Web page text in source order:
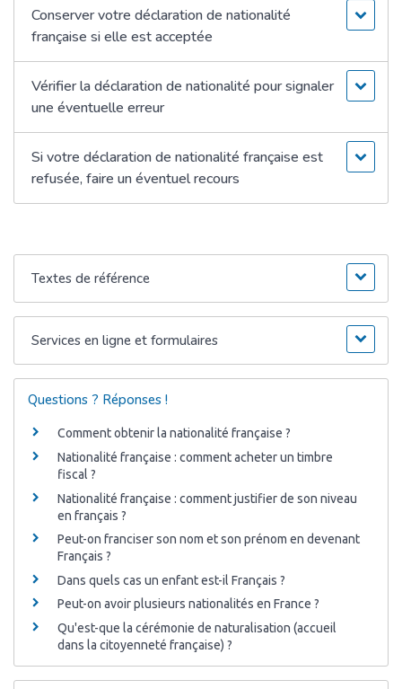
Conserver votre déclaration de nationalité
française si elle est acceptée
Vérifier la déclaration de nationalité pour signaler
une éventuelle erreur
Si votre déclaration de nationalité française est
refusée, faire un éventuel recours
Textes de référence
Services en ligne et formulaires
Questions ? Réponses !
Comment obtenir la nationalité française ?
Nationalité française : comment acheter un timbre
fiscal ?
Nationalité française : comment justifier de son niveau
en français ?
Peut-on franciser son nom et son prénom en devenant
Français ?
Dans quels cas un enfant est-il Français ?
Peut-on avoir plusieurs nationalités en France ?
Qu'est-que la cérémonie de naturalisation (accueil
dans la citoyenneté française) ?